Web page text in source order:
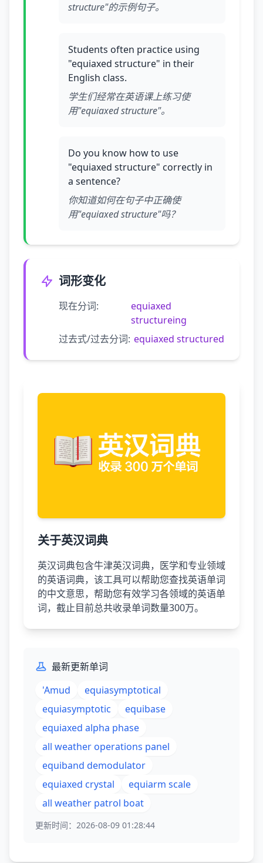
structure"的示例句子。
Students often practice using
"equiaxed structure" in their
English class.
学生们经常在英语课上练习使
用"equiaxed structure"。
Do you know how to use
"equiaxed structure" correctly in
a sentence?
你知道如何在句子中正确使
用"equiaxed structure"吗？
词形变化
现在分词:
equiaxed
structureing
过去式/过去分词: equiaxed structured
关于英汉词典
英汉词典包含牛津英汉词典，医学和专业领域
的英语词典，该工具可以帮助您查找英语单词
的中文意思，帮助您有效学习各领域的英语单
词，截止目前总共收录单词数量300万。
最新更新单词
'Amud
equiasymptotical
equiasymptotic
equibase
equiaxed alpha phase
all weather operations panel
equiband demodulator
equiaxed crystal
equiarm scale
all weather patrol boat
更新时间：2026-08-09 01:28:44